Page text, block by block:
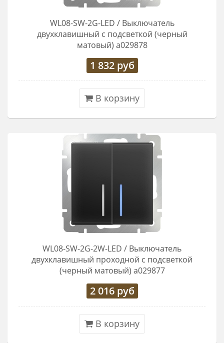
WL08-SW-2G-LED / Выключатель
двухклавишный с подсветкой (черный
матовый) a029878
1 832руб
В корзину
WL08-SW-2G-2W-LED / Выключатель
двухклавишный проходной с подсветкой
(черный матовый) a029877
2 016руб
В корзину